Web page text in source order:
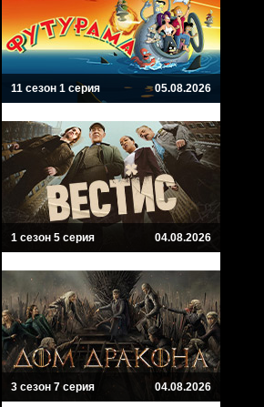
11 сезон 1 серия 05.08.2026
1 сезон 5 серия 04.08.2026
3 сезон 7 серия 04.08.2026